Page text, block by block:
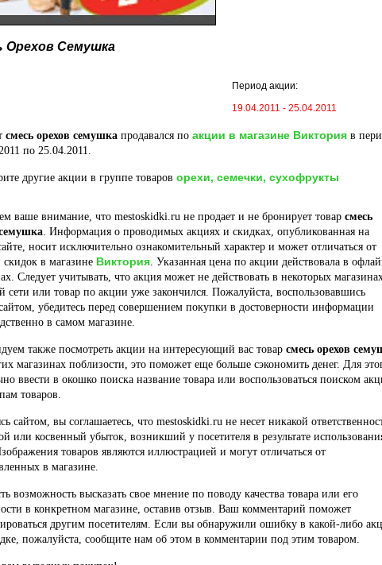
Орехов Семушка
Период акции:
19.04.2011 - 25.04.2011
смесь орехов семушка продавался по акции в магазине Виктория в
по 25.04.2011.
другие акции в группе товаров орехи, семечки, сухофрукты
ваше внимание, что mestoskidki.ru не продает и не бронирует товар смесь
. Информация о проводимых акциях и скидках, опубликованная на
носит исключительно ознакомительный характер и может отличаться от
в магазине Виктория. Указанная цена по акции действовала в
Следует учитывать, что акция может не действовать в некоторых
сети или товар по акции уже закончился. Пожалуйста, воспользовавшись
убедитесь перед совершением покупки в достоверности информации
в самом магазине.
также посмотреть акции на интересующий вас товар смесь орехов
магазинах поблизости, это поможет еще больше сэкономить денег. Для
ввести в окошко поиска название товара или воспользоваться поиском
товаров.
сайтом, вы соглашаетесь, что mestoskidki.ru не несет никакой
или косвенный убыток, возникший у посетителя в результате
товаров являются иллюстрацией и могут отличаться от
в магазине.
возможность высказать свое мнение по поводу качества товара или его
в конкретном магазине, оставив отзыв. Ваш комментарий поможет
другим посетителям. Если вы обнаружили ошибку в какой-либо
пожалуйста, сообщите нам об этом в комментарии под этим товаром.